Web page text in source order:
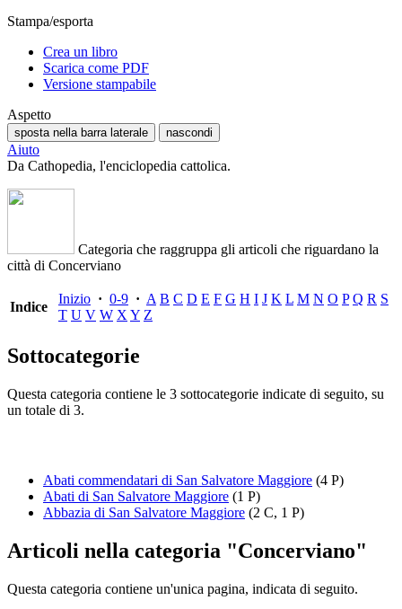
Stampa/esporta
Crea un libro
Scarica come PDF
Versione stampabile
Aspetto
sposta nella barra laterale nascondi
Aiuto
Da Cathopedia, l'enciclopedia cattolica.
Categoria che raggruppa gli articoli che riguardano la
città di Concerviano
Indice
Inizio · 0-9 · A B C D E F G H I J K L M N O P Q R S
T U V W XY Z
Sottocategorie
Questa categoria contiene le 3 sottocategorie indicate di seguito, su
un totale di 3.
Abati commendatari di San Salvatore Maggiore (4 P)
Abati di San Salvatore Maggiore (1 P)
Abbazia di San Salvatore Maggiore (2 C, 1 P)
Articoli nella categoria "Concerviano"
Questa categoria contiene un'unica pagina, indicata di seguito.